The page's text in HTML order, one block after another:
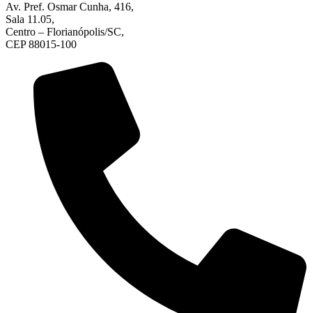
Av. Pref. Osmar Cunha, 416,
Sala 11.05,
Centro – Florianópolis/SC,
CEP 88015-100